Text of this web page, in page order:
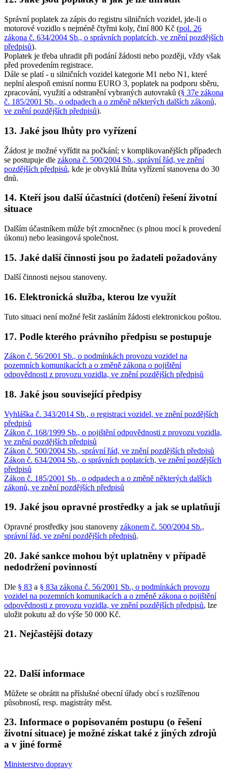
Správní poplatek za zápis do registru silničních vozidel, jde-li o
motorové vozidlo s nejméně čtyřmi koly, činí 800 Kč (pol. 26
zákona č. 634/2004 Sb., o správních poplatcích, ve znění pozdějších
předpisů).
Poplatek je třeba uhradit při podání žádosti nebo později, vždy však
před provedením registrace.
Dále se platí - u silničních vozidel kategorie M1 nebo N1, které
neplní alespoň emisní normu EURO 3, poplatek na podporu sběru,
zpracování, využití a odstranění vybraných autovraků (§ 37e zákona
č. 185/2001 Sb., o odpadech a o změně některých dalších zákonů,
ve znění pozdějších předpisů).
13. Jaké jsou lhůty pro vyřízení
Žádost je možné vyřídit na počkání; v komplikovanějších případech
se postupuje dle zákona č. 500/2004 Sb., správní řád, ve znění
pozdějších předpisů, kde je obvyklá lhůta vyřízení stanovena do 30
dnů.
14. Kteří jsou další účastníci (dotčení) řešení životní
situace
Dalším účastníkem může být zmocněnec (s plnou mocí k provedení
úkonu) nebo leasingová společnost.
15. Jaké další činnosti jsou po žadateli požadovány
Další činnosti nejsou stanoveny.
16. Elektronická služba, kterou lze využít
Tuto situaci není možné řešit zasláním žádosti elektronickou poštou.
17. Podle kterého právního předpisu se postupuje
Zákon č. 56/2001 Sb., o podmínkách provozu vozidel na
pozemních komunikacích a o změně zákona o pojištění
odpovědnosti z provozu vozidla, ve znění pozdějších předpisů
18. Jaké jsou související předpisy
Vyhláška č. 343/2014 Sb., o registraci vozidel, ve znění pozdějších
předpisů
Zákon č. 168/1999 Sb., o pojištění odpovědnosti z provozu vozidla,
ve znění pozdějších předpisů
Zákon č. 500/2004 Sb., správní řád, ve znění pozdějších předpisů
Zákon č. 634/2004 Sb., o správních poplatcích, ve znění pozdějších
předpisů
Zákon č. 185/2001 Sb., o odpadech a o změně některých dalších
zákonů, ve znění pozdějších předpisů
19. Jaké jsou opravné prostředky a jak se uplatňují
Opravné prostředky jsou stanoveny zákonem č. 500/2004 Sb.,
správní řád, ve znění pozdějších předpisů.
20. Jaké sankce mohou být uplatněny v případě
nedodržení povinností
Dle § 83 a § 83a zákona č. 56/2001 Sb., o podmínkách provozu
vozidel na pozemních komunikacích a o změně zákona o pojištění
odpovědnosti z provozu vozidla, ve znění pozdějších předpisů, lze
uložit pokutu až do výše 50 000 Kč.
21. Nejčastější dotazy
22. Další informace
Můžete se obrátit na příslušné obecní úřady obcí s rozšířenou
působností, resp. magistráty měst.
23. Informace o popisovaném postupu (o řešení
životní situace) je možné získat také z jiných zdrojů
a v jiné formě
Ministerstvo dopravy